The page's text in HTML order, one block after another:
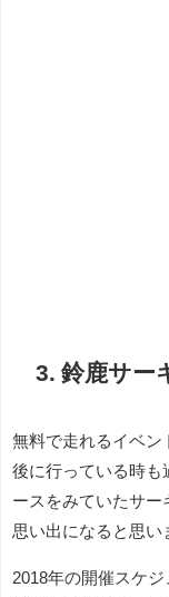
3. 鈴鹿サー
無料で走れるイベン
後に行っている時
ースをみていたサー
思い出になると思い
2018年の開催スケ